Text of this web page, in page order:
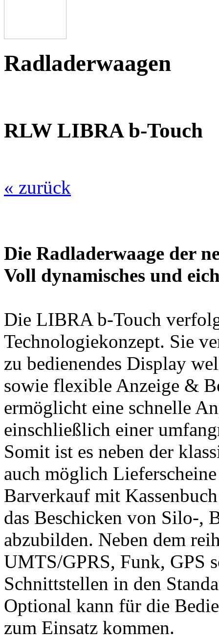
Radladerwaagen
RLW LIBRA b-Touch
« zurück
Die Radladerwaage der
Voll dynamisches und
Die LIBRA b-Touch
Technologiekonzept. Sie
zu bedienendes Display
sowie flexible Anzeige &
ermöglicht eine schnelle
einschließlich einer
Somit ist es neben der
auch möglich
Barverkauf mit
das Beschicken von Silo-,
abzubilden. Neben dem
UMTS/GPRS, Funk, GPS
Schnittstellen in den
Optional kann für die
zum Einsatz kommen.